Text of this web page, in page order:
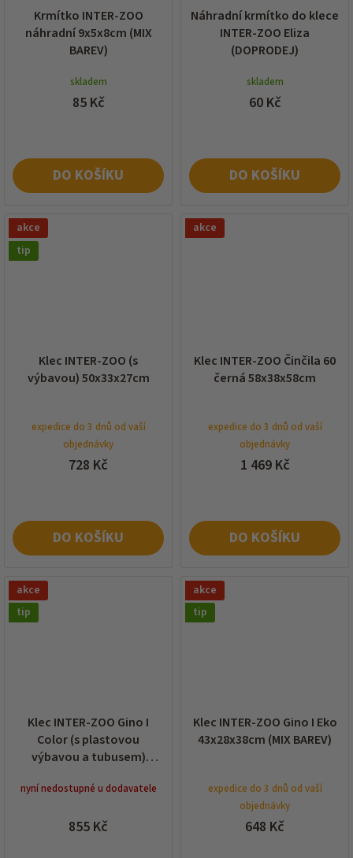
Krmítko INTER-ZOO
náhradní 9x5x8cm (MIX
BAREV)
skladem
85 Kč
DO KOŠÍKU
Náhradní krmítko do klece
INTER-ZOO Eliza
(DOPRODEJ)
skladem
60 Kč
DO KOŠÍKU
akce
tip
Klec INTER-ZOO (s
výbavou) 50x33x27cm
expedice do 3 dnů od vaší
objednávky
728 Kč
DO KOŠÍKU
akce
Klec INTER-ZOO Činčila 60
černá 58x38x58cm
expedice do 3 dnů od vaší
objednávky
1 469 Kč
DO KOŠÍKU
akce
tip
Klec INTER-ZOO Gino I
Color (s plastovou
výbavou a tubusem)
nyní nedostupné u dodavatele
855 Kč
akce
tip
Klec INTER-ZOO Gino I Eko
43x28x38cm (MIX BAREV)
expedice do 3 dnů od vaší
objednávky
648 Kč